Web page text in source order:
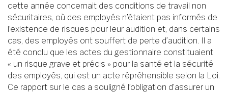
cette année concernait des conditions de travail non
sécuritaires, où des employés n’étaient pas informés de
l’existence de risques pour leur audition et, dans certains
cas, des employés ont souffert de perte d’audition. Il a
été conclu que les actes du gestionnaire constituaient
« un risque grave et précis » pour la santé et la sécurité
des employés, qui est un acte répréhensible selon la Loi.
Ce rapport sur le cas a souligné l’obligation d’assurer un